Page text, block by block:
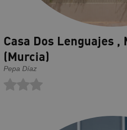
Casa Dos Lenguajes ,
(Murcia)
Pepa Díaz